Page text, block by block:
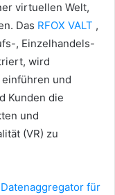
virtuellen Welt,
Das RFOX VALT ,
, Einzelhandels-
wird
und
Kunden die
und
(VR) zu
Datenaggregator für